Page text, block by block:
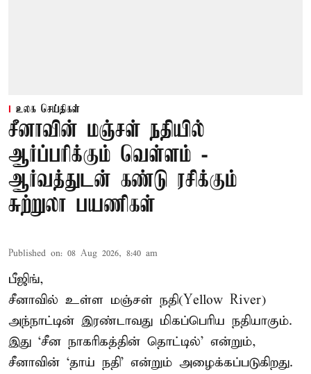
உலக செய்திகள்
சீனாவின் மஞ்சள் நதியில்
ஆர்ப்பரிக்கும் வெள்ளம் -
ஆர்வத்துடன் கண்டு ரசிக்கும்
சுற்றுலா பயணிகள்
Published on: 08 Aug 2026, 8:40 am
பீஜிங்,
சீனாவில் உள்ள மஞ்சள் நதி(Yellow River)
அந்நாட்டின் இரண்டாவது மிகப்பெரிய நதியாகும்.
இது ‘சீன நாகரிகத்தின் தொட்டில்’ என்றும்,
சீனாவின் ‘தாய் நதி’ என்றும் அழைக்கப்படுகிறது.